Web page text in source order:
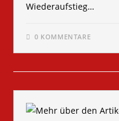
Wiederaufstieg…
0 KOMMENTARE